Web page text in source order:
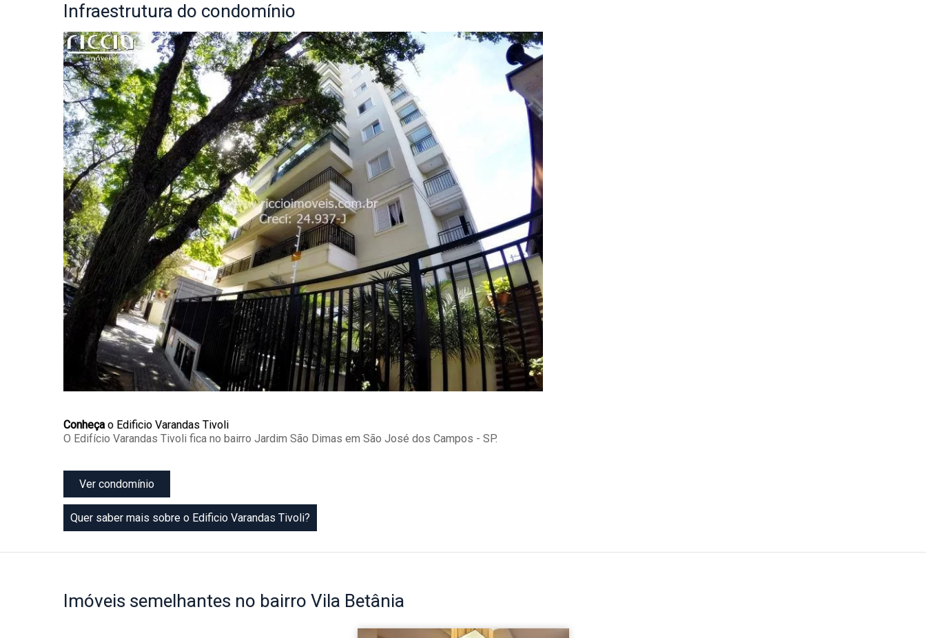
Infraestrutura do condomínio
Conheçao Edificio Varandas Tivoli
O Edifício Varandas Tivoli fica no bairro Jardim São Dimas em São José dos Campos - SP.
Ver condomínio
Quer saber mais sobre o Edificio Varandas Tivoli?
Imóveis semelhantes no bairro Vila Betânia